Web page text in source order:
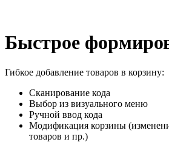
Быстрое
Гибкое добавление товаров в корзину:
Сканирование кода
Выбор из визуального меню
Ручной ввод кода
Модификация корзины
товаров и пр.)